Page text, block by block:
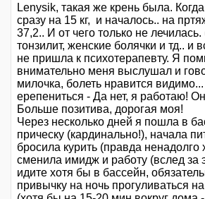
Lenysik, такая же крень была.
сразу на 15 кг, и началось.. на
37,2.. И от чего только не лечилась.
тонзилит, женские болячки и тд.. и
не пришла к психотерапевту. Я
внимательно меня выслушал и
милочка, болеть нравится
ерепениться - Да нет, я работаю!
Больше позитива, дорогая моя!
Через несколько дней я пошла в
прическу (кардинально!), начала
бросила курить (правда ненадолго
сменила имидж и работу (вслед за
идите хотя бы в бассейн,
привычку на ночь прогуливаться